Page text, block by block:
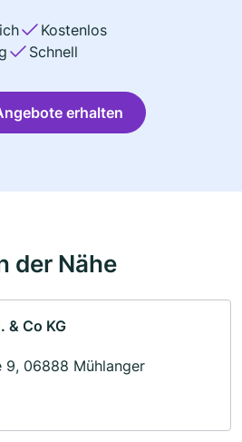
Kostenlos
Schnell
erhalten
der Nähe
& Co KG
9, 06888 Mühlanger